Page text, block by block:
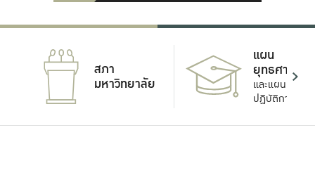
สภา
มหาวิทยาลัย
แผน
ยุทธศาสตร์
และแผน
ปฏิบัติการ